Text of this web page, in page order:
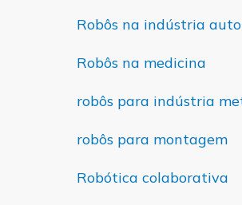
Robôs na indústria
Robôs na medicina
robôs para indústria
robôs para montagem
Robótica colaborativa